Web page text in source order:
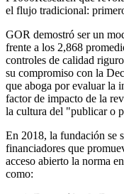
el flujo tradicional:
GOR demostró ser un
frente a los 2,868
controles de calidad
su compromiso con la
que aboga por evaluar la
factor de impacto de la
la cultura del "publicar o
En 2018, la fundación se
financiadores que
acceso abierto la norma
como: